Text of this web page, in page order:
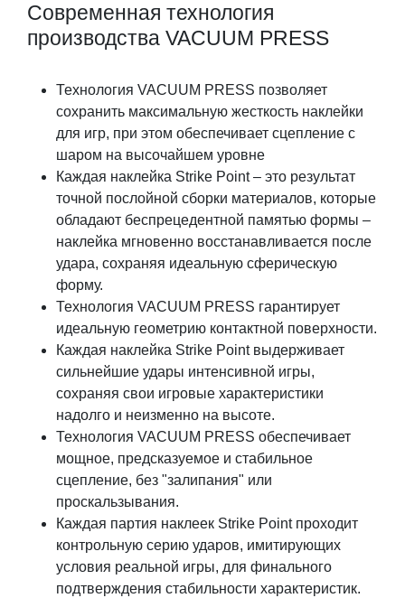
Современная технология
производства VACUUM PRESS
Технология VACUUM PRESS позволяет
сохранить максимальную жесткость наклейки
для игр, при этом обеспечивает сцепление с
шаром на высочайшем уровне
Каждая наклейка Strike Point – это результат
точной послойной сборки материалов, которые
обладают беспрецедентной памятью формы –
наклейка мгновенно восстанавливается после
удара, сохраняя идеальную сферическую
форму.
Технология VACUUM PRESS гарантирует
идеальную геометрию контактной поверхности.
Каждая наклейка Strike Point выдерживает
сильнейшие удары интенсивной игры,
сохраняя свои игровые характеристики
надолго и неизменно на высоте.
Технология VACUUM PRESS обеспечивает
мощное, предсказуемое и стабильное
сцепление, без "залипания" или
проскальзывания.
Каждая партия наклеек Strike Point проходит
контрольную серию ударов, имитирующих
условия реальной игры, для финального
подтверждения стабильности характеристик.